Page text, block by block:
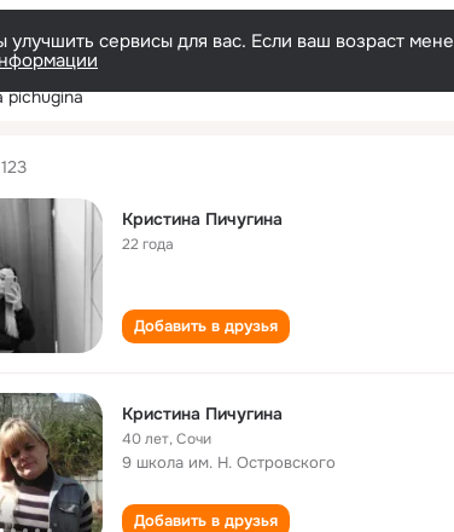
сервисы для вас. Если ваш возраст
pichugina
123
Кристина Пичугина
22 года
Добавить в друзья
Кристина Пичугина
40 лет,Сочи
9 школа им. Н. Островского
Добавить в друзья